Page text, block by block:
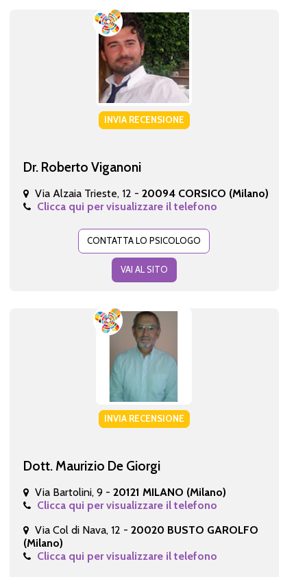
INVIA RECENSIONE
Dr. Roberto Viganoni
Via Alzaia Trieste, 12 - 20094 CORSICO (Milano)
Clicca qui per visualizzare il telefono
CONTATTA LO PSICOLOGO
VAI AL SITO
INVIA RECENSIONE
Dott. Maurizio De Giorgi
Via Bartolini, 9 - 20121 MILANO (Milano)
Clicca qui per visualizzare il telefono
Via Col di Nava, 12 - 20020 BUSTO GAROLFO
(Milano)
Clicca qui per visualizzare il telefono